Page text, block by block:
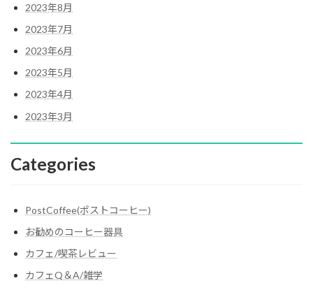
2023年8月
2023年7月
2023年6月
2023年5月
2023年4月
2023年3月
Categories
PostCoffee(ポストコーヒー)
お勧めのコーヒー器具
カフェ/喫茶レビュー
カフェQ＆A/雑学